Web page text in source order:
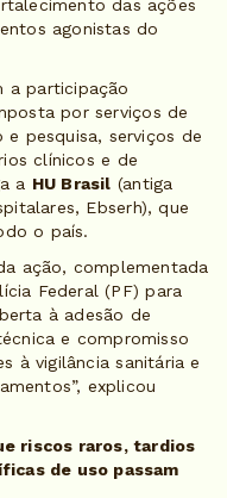
das ações
agonistas do
a participação
por serviços de
pesquisa, serviços de
clínicos e de
a HU Brasil (antiga
Ebserh), que
o país.
ação, complementada
Federal (PF) para
à adesão de
e compromisso
à vigilância sanitária e
explicou
riscos raros, tardios
de uso passam